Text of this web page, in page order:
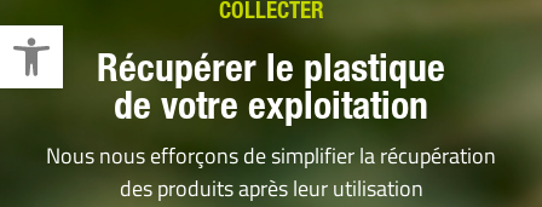
Ouvrir la barre d’outils
COLLECTER
Récupérer le plastique
de votre exploitation
Nous nous efforçons de simplifier la récupération
des produits après leur utilisation